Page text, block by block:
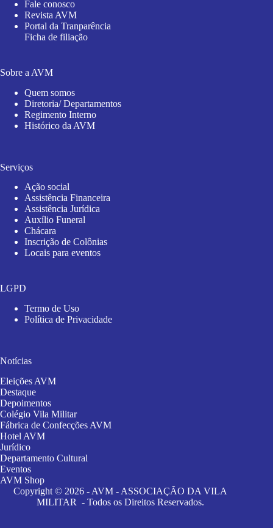
Fale conosco
Revista AVM
Portal da Tranparência
Ficha de filiação
Sobre a AVM
Quem somos
Diretoria/ Departamentos
Regimento Interno
Histórico da AVM
Serviços
Ação social
Assistência Financeira
Assistência Jurídica
Auxílio Funeral
Chácara
Inscrição de Colônias
Locais para eventos
LGPD
Termo de Uso
Política de Privacidade
Notícias
Eleições AVM
Destaque
Depoimentos
Colégio Vila Militar
Fábrica de Confecções AVM
Hotel AVM
Jurídico
Departamento Cultural
Eventos
AVM Shop
Copyright © 2026 - AVM - ASSOCIAÇÃO DA VILA
MILITAR - Todos os Direitos Reservados.